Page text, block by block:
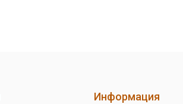
Информация